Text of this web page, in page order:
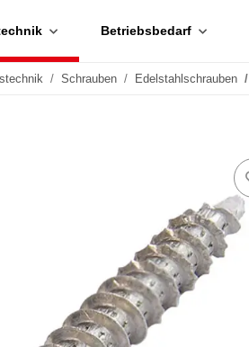
Betriebsbedarf
Schrauben Edelstahlschrauben